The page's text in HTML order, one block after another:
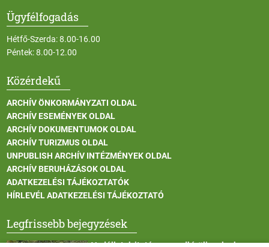
Ügyfélfogadás
Hétfő-Szerda: 8.00-16.00
Péntek: 8.00-12.00
Közérdekű
ARCHÍV ÖNKORMÁNYZATI OLDAL
ARCHÍV ESEMÉNYEK OLDAL
ARCHÍV DOKUMENTUMOK OLDAL
ARCHÍV TURIZMUS OLDAL
UNPUBLISH ARCHÍV INTÉZMÉNYEK OLDAL
ARCHÍV BERUHÁZÁSOK OLDAL
ADATKEZELÉSI TÁJÉKOZTATÓK
HÍRLEVÉL ADATKEZELÉSI TÁJÉKOZTATÓ
Legfrissebb bejegyzések